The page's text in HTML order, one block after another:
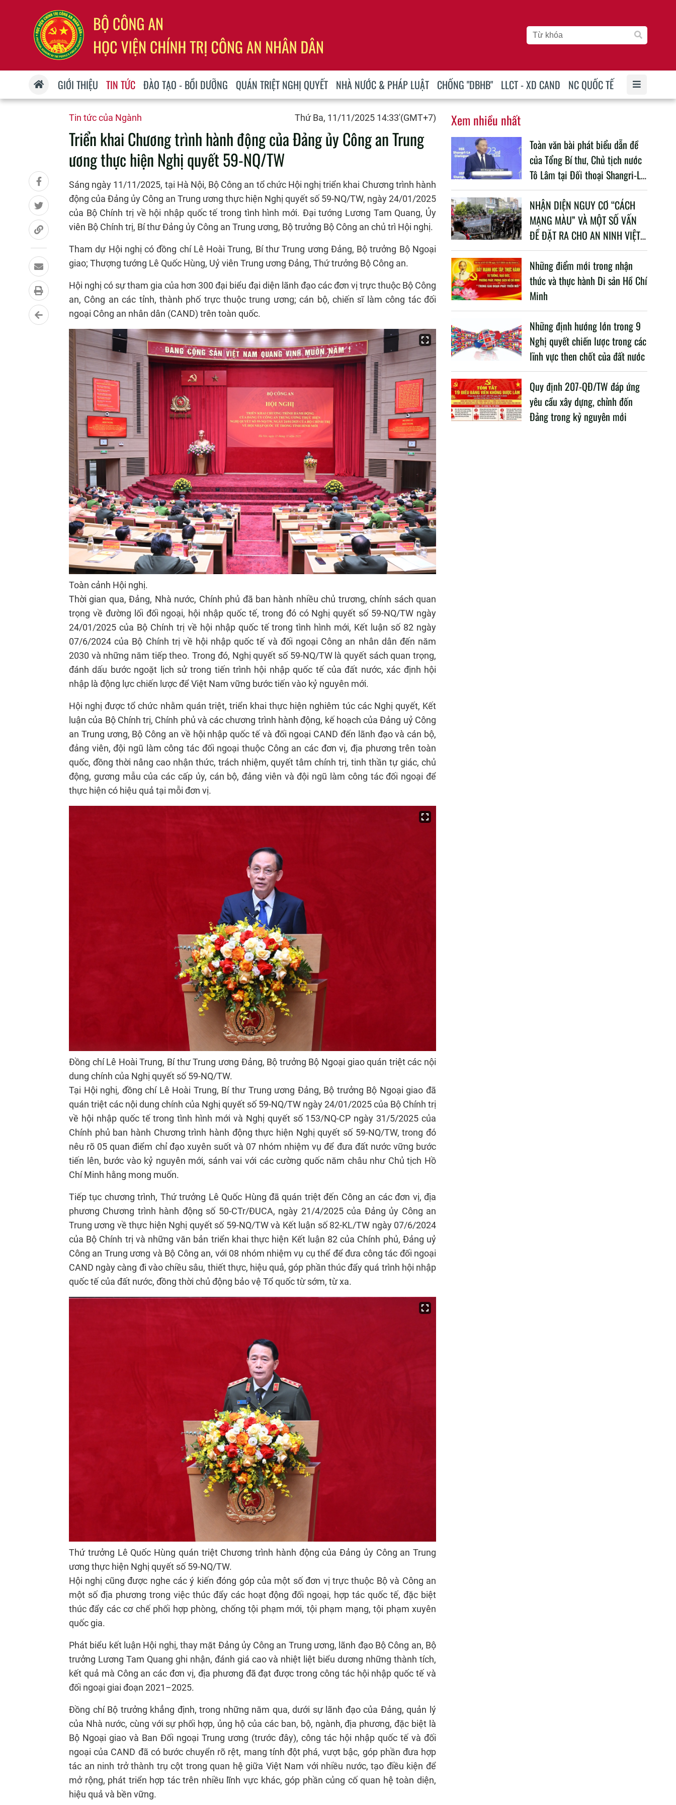
GIỚI THIỆU TIN TỨC ĐÀO TẠO - BỒI DƯỠNG QUÁN TRIỆT NGHỊ QUYẾT NHÀ NƯỚC & PHÁP LUẬT CHỐNG "DBHB" LLCT - XD CAND NC QUỐC TẾ
Tin tức của Ngành Thứ Ba, 11/11/2025 14:33'(GMT+7)
Triển khai Chương trình hành động của Đảng ủy Công an Trung
ương thực hiện Nghị quyết 59-NQ/TW
Sáng ngày 11/11/2025, tại Hà Nội, Bộ Công an tổ chức Hội nghị triển khai Chương trình hành
động của Đảng ủy Công an Trung ương thực hiện Nghị quyết số 59-NQ/TW, ngày 24/01/2025
của Bộ Chính trị về hội nhập quốc tế trong tình hình mới. Đại tướng Lương Tam Quang, Ủy
viên Bộ Chính trị, Bí thư Đảng ủy Công an Trung ương, Bộ trưởng Bộ Công an chủ trì Hội nghị.
Tham dự Hội nghị có đồng chí Lê Hoài Trung, Bí thư Trung ương Đảng, Bộ trưởng Bộ Ngoại
giao; Thượng tướng Lê Quốc Hùng, Uỷ viên Trung ương Đảng, Thứ trưởng Bộ Công an.
Hội nghị có sự tham gia của hơn 300 đại biểu đại diện lãnh đạo các đơn vị trực thuộc Bộ Công
an, Công an các tỉnh, thành phố trực thuộc trung ương; cán bộ, chiến sĩ làm công tác đối
ngoại Công an nhân dân (CAND) trên toàn quốc.
Toàn cảnh Hội nghị.
Thời gian qua, Đảng, Nhà nước, Chính phủ đã ban hành nhiều chủ trương, chính sách quan
trọng về đường lối đối ngoại, hội nhập quốc tế, trong đó có Nghị quyết số 59-NQ/TW ngày
24/01/2025 của Bộ Chính trị về hội nhập quốc tế trong tình hình mới, Kết luận số 82 ngày
07/6/2024 của Bộ Chính trị về hội nhập quốc tế và đối ngoại Công an nhân dân đến năm
2030 và những năm tiếp theo. Trong đó, Nghị quyết số 59-NQ/TW là quyết sách quan trọng,
đánh dấu bước ngoặt lịch sử trong tiến trình hội nhập quốc tế của đất nước, xác định hội
nhập là động lực chiến lược để Việt Nam vững bước tiến vào kỷ nguyên mới.
Hội nghị được tổ chức nhằm quán triệt, triển khai thực hiện nghiêm túc các Nghị quyết, Kết
luận của Bộ Chính trị, Chính phủ và các chương trình hành động, kế hoạch của Đảng uỷ Công
an Trung ương, Bộ Công an về hội nhập quốc tế và đối ngoại CAND đến lãnh đạo và cán bộ,
đảng viên, đội ngũ làm công tác đối ngoại thuộc Công an các đơn vị, địa phương trên toàn
quốc, đồng thời nâng cao nhận thức, trách nhiệm, quyết tâm chính trị, tinh thần tự giác, chủ
động, gương mẫu của các cấp ủy, cán bộ, đảng viên và đội ngũ làm công tác đối ngoại để
thực hiện có hiệu quả tại mỗi đơn vị.
Đồng chí Lê Hoài Trung, Bí thư Trung ương Đảng, Bộ trưởng Bộ Ngoại giao quán triệt các nội
dung chính của Nghị quyết số 59-NQ/TW.
Tại Hội nghị, đồng chí Lê Hoài Trung, Bí thư Trung ương Đảng, Bộ trưởng Bộ Ngoại giao đã
quán triệt các nội dung chính của Nghị quyết số 59-NQ/TW ngày 24/01/2025 của Bộ Chính trị
về hội nhập quốc tế trong tình hình mới và Nghị quyết số 153/NQ-CP ngày 31/5/2025 của
Chính phủ ban hành Chương trình hành động thực hiện Nghị quyết số 59-NQ/TW, trong đó
nêu rõ 05 quan điểm chỉ đạo xuyên suốt và 07 nhóm nhiệm vụ để đưa đất nước vững bước
tiến lên, bước vào kỷ nguyên mới, sánh vai với các cường quốc năm châu như Chủ tịch Hồ
Chí Minh hằng mong muốn.
Tiếp tục chương trình, Thứ trưởng Lê Quốc Hùng đã quán triệt đến Công an các đơn vị, địa
phương Chương trình hành động số 50-CTr/ĐUCA, ngày 21/4/2025 của Đảng ủy Công an
Trung ương về thực hiện Nghị quyết số 59-NQ/TW và Kết luận số 82-KL/TW ngày 07/6/2024
của Bộ Chính trị và những văn bản triển khai thực hiện Kết luận 82 của Chính phủ, Đảng uỷ
Công an Trung ương và Bộ Công an, với 08 nhóm nhiệm vụ cụ thể để đưa công tác đối ngoại
CAND ngày càng đi vào chiều sâu, thiết thực, hiệu quả, góp phần thúc đẩy quá trình hội nhập
quốc tế của đất nước, đồng thời chủ động bảo vệ Tổ quốc từ sớm, từ xa.
Thứ trưởng Lê Quốc Hùng quán triệt Chương trình hành động của Đảng ủy Công an Trung
ương thực hiện Nghị quyết số 59-NQ/TW.
Hội nghị cũng được nghe các ý kiến đóng góp của một số đơn vị trực thuộc Bộ và Công an
một số địa phương trong việc thúc đẩy các hoạt động đối ngoại, hợp tác quốc tế, đặc biệt
thúc đẩy các cơ chế phối hợp phòng, chống tội phạm mới, tội phạm mạng, tội phạm xuyên
quốc gia.
Phát biểu kết luận Hội nghị, thay mặt Đảng ủy Công an Trung ương, lãnh đạo Bộ Công an, Bộ
trưởng Lương Tam Quang ghi nhận, đánh giá cao và nhiệt liệt biểu dương những thành tích,
kết quả mà Công an các đơn vị, địa phương đã đạt được trong công tác hội nhập quốc tế và
đối ngoại giai đoạn 2021–2025.
Đồng chí Bộ trưởng khẳng định, trong những năm qua, dưới sự lãnh đạo của Đảng, quản lý
của Nhà nước, cùng với sự phối hợp, ủng hộ của các ban, bộ, ngành, địa phương, đặc biệt là
Bộ Ngoại giao và Ban Đối ngoại Trung ương (trước đây), công tác hội nhập quốc tế và đối
ngoại của CAND đã có bước chuyển rõ rệt, mang tính đột phá, vượt bậc, góp phần đưa hợp
tác an ninh trở thành trụ cột trong quan hệ giữa Việt Nam với nhiều nước, tạo điều kiện để
mở rộng, phát triển hợp tác trên nhiều lĩnh vực khác, góp phần củng cố quan hệ toàn diện,
hiệu quả và bền vững.
Xem nhiều nhất
Toàn văn bài phát biểu dẫn đề
của Tổng Bí thư, Chủ tịch nước
Tô Lâm tại Đối thoại Shangri-La
lần thứ 23
NHẬN DIỆN NGUY CƠ “CÁCH
MẠNG MÀU” VÀ MỘT SỐ VẤN
ĐỀ ĐẶT RA CHO AN NINH VIỆT
NAM TRONG BỐI CẢNH HIỆN
NAY
Những điểm mới trong nhận
thức và thực hành Di sản Hồ Chí
Minh
Những định hướng lớn trong 9
Nghị quyết chiến lược trong các
lĩnh vực then chốt của đất nước
Quy định 207-QĐ/TW đáp ứng
yêu cầu xây dựng, chỉnh đốn
Đảng trong kỷ nguyên mới